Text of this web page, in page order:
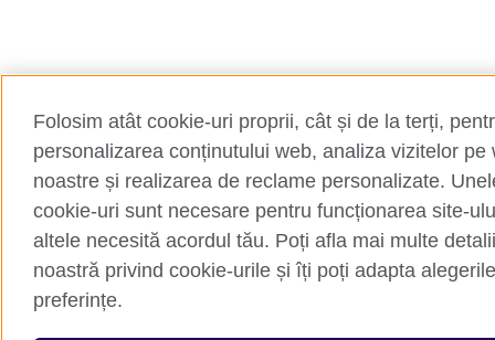
Folosim atât cookie-uri proprii, cât și de la terți,
personalizarea conținutului web, analiza vizitelor pe
noastre și realizarea de reclame personalizate.
cookie-uri sunt necesare pentru funcționarea site-
altele necesită acordul tău. Poți afla mai multe
noastră privind cookie-urile și îți poți adapta
preferințe.